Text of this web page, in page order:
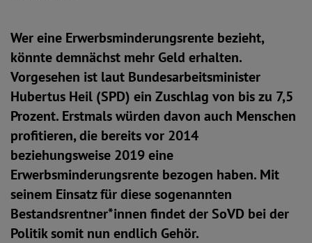
Wer eine Erwerbsminderungsrente bezieht,
könnte demnächst mehr Geld erhalten.
Vorgesehen ist laut Bundesarbeitsminister
Hubertus Heil (SPD) ein Zuschlag von bis zu 7,5
Prozent. Erstmals würden davon auch Menschen
profitieren, die bereits vor 2014
beziehungsweise 2019 eine
Erwerbsminderungsrente bezogen haben. Mit
seinem Einsatz für diese sogenannten
Bestandsrentner*innen findet der SoVD bei der
Politik somit nun endlich Gehör.